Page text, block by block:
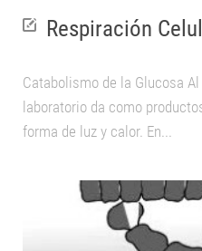
Respiración
Catabolismo de la Glucosa
laboratorio da como
forma de luz y calor. En...